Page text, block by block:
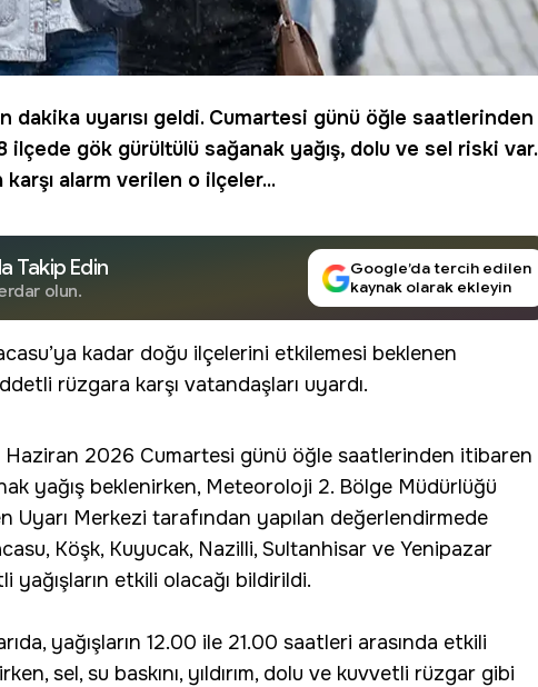
dakika uyarısı geldi. Cumartesi günü öğle saatlerinden
gök gürültülü sağanak yağış, dolu ve sel riski var.
karşı alarm verilen o ilçeler...
Takip Edin
olun.
Google’da tercih edilen
kaynak olarak ekleyin
kadar doğu ilçelerini etkilemesi beklenen
rüzgara karşı vatandaşları uyardı.
Haziran 2026 Cumartesi günü öğle saatlerinden itibaren
yağış beklenirken, Meteoroloji 2. Bölge Müdürlüğü
Uyarı Merkezi tarafından yapılan değerlendirmede
Köşk, Kuyucak, Nazilli, Sultanhisar ve Yenipazar
etkili olacağı bildirildi.
yağışların 12.00 ile 21.00 saatleri arasında etkili
sel, su baskını, yıldırım, dolu ve kuvvetli rüzgar gibi